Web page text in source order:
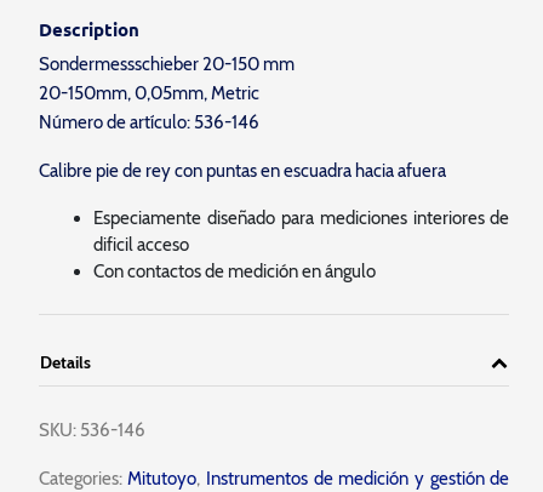
Description
Sondermessschieber 20-150 mm
20-150mm, 0,05mm, Metric
Número de artículo: 536-146
Calibre pie de rey con puntas en escuadra hacia afuera
Especiamente diseñado para mediciones interiores de
dificil acceso
Con contactos de medición en ángulo
Details
SKU: 536-146
Categories:Mitutoyo, Instrumentos de medición y gestión de